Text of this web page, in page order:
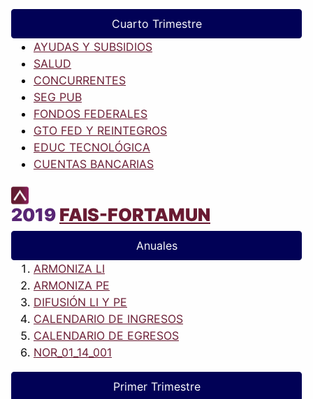
Cuarto Trimestre
AYUDAS Y SUBSIDIOS
SALUD
CONCURRENTES
SEG PUB
FONDOS FEDERALES
GTO FED Y REINTEGROS
EDUC TECNOLÓGICA
CUENTAS BANCARIAS
2019 FAIS-FORTAMUN
Anuales
ARMONIZA LI
ARMONIZA PE
DIFUSIÓN LI Y PE
CALENDARIO DE INGRESOS
CALENDARIO DE EGRESOS
NOR_01_14_001
Primer Trimestre